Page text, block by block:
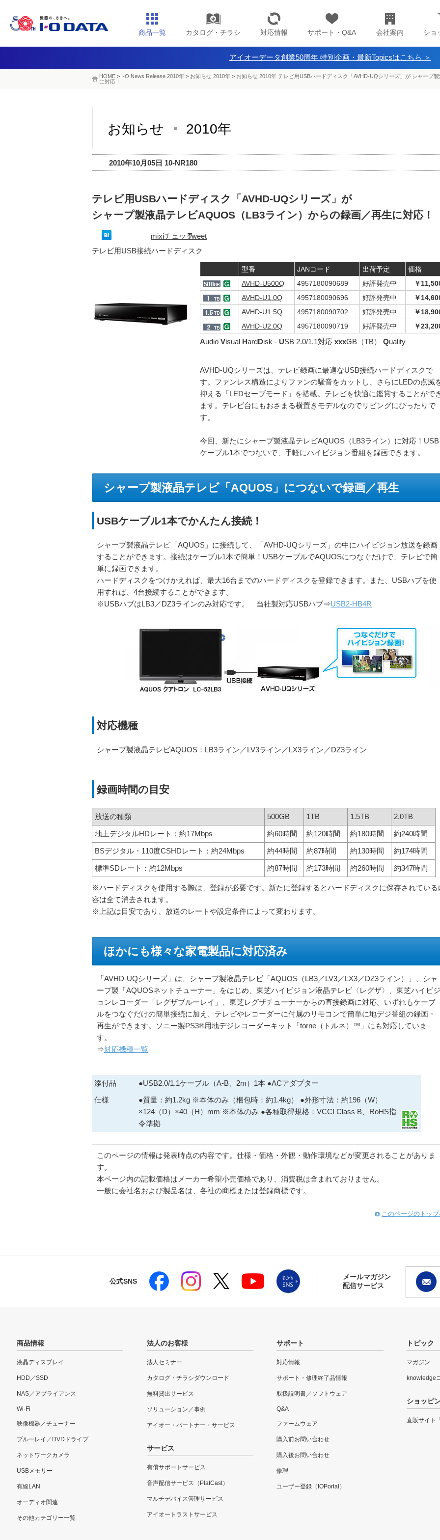
商品一覧 カタログ・チラシ 対応情報 サポート・Q&A 会社案内 ショ
アイオーデータ創業50周年 特別企画・最新Topicsはこちら ＞
HOME > I-O News Release 2010年 > お知らせ 2010年 > お知らせ 2010年 テレビ用USBハードディスク「AVHD-UQシリーズ」が シャープ
に対応！
お知らせ 2010年
2010年10月05日 10-NR180
テレビ用USBハードディスク「AVHD-UQシリーズ」が
シャープ製液晶テレビAQUOS（LB3ライン）からの録画／再生に対応！
mixiチェックTweet
テレビ用USB接続ハードディスク
型番 JANコード 出荷予定
価格
AVHD-U500Q
4957180090689 好評発売中
￥
AVHD-U1.0Q
4957180090696 好評発売中
￥
AVHD-U1.5Q
4957180090702 好評発売中
￥
AVHD-U2.0Q
4957180090719 好評発売中 ￥
Audio Visual HardDisk - USB 2.0/1.1対応 xxxGB（TB） Quality
AVHD-UQシリーズは、テレビ録画に最適なUSB接続ハードディスクで
す。ファンレス構造によりファンの騒音をカットし、さらにLEDの点滅
抑える「LEDセーブモード」を搭載。テレビを快適に鑑賞することがで
ます。テレビ台にもおさまる横置きモデルなのでリビングにぴったりで
す。
今回、新たにシャープ製液晶テレビAQUOS（LB3ライン）に対応！USB
ケーブル1本でつないで、手軽にハイビジョン番組を録画できます。
シャープ製液晶テレビ「AQUOS」につないで録画／再生
USBケーブル1本でかんたん接続！
シャープ製液晶テレビ「AQUOS」に接続して、「AVHD-UQシリーズ」の中にハイビジョン放送を録画
することができます。接続はケーブル1本で簡単！USBケーブルでAQUOSにつなぐだけで、テレビで簡
単に録画できます。
ハードディスクをつけかえれば、最大16台までのハードディスクを登録できます。また、USBハブを使
用すれば、4台接続することができます。
※USBハブはLB3／DZ3ラインのみ対応です。 当社製対応USBハブ⇒USB2-HB4R
対応機種
シャープ製液晶テレビAQUOS：LB3ライン／LV3ライン／LX3ライン／DZ3ライン
録画時間の目安
放送の種類 500GB 1TB 1.5TB 2.0TB
地上デジタルHDレート：約17Mbps 約60時間 約120時間 約180時間 約240時間
BSデジタル・110度CSHDレート：約24Mbps 約44時間 約87時間 約130時間 約174時間
標準SDレート：約12Mbps 約87時間 約173時間 約260時間 約347時間
※ハードディスクを使用する際は、登録が必要です。新たに登録するとハードディスクに保存されている
容は全て消去されます。
※上記は目安であり、放送のレートや設定条件によって変わります。
ほかにも様々な家電製品に対応済み
「AVHD-UQシリーズ」は、シャープ製液晶テレビ「AQUOS（LB3／LV3／LX3／DZ3ライン）」、シャ
ープ製「AQUOSネットチューナー」をはじめ、東芝ハイビジョン液晶テレビ〈レグザ〉、東芝ハイビジ
ョンレコーダー「レグザブルーレイ」、東芝レグザチューナーからの直接録画に対応。いずれもケーブ
ルをつなぐだけの簡単接続に加え、テレビやレコーダーに付属のリモコンで簡単に地デジ番組の録画・
再生ができます。ソニー製PS3®用地デジレコーダーキット「torne（トルネ）™」にも対応していま
す。
⇒対応機種一覧
添付品
●USB2.0/1.1ケーブル（A-B、2m）1本 ●ACアダプター
仕様
●質量：約1.2kg ※本体のみ（梱包時：約1.4kg） ●外形寸法：約196（W）
×124（D）×40（H）mm ※本体のみ ●各種取得規格：VCCI Class B、RoHS指
令準拠
このページの情報は発表時点の内容です。仕様・価格・外観・動作環境などが変更されることがありま
す。
本ページ内の記載価格はメーカー希望小売価格であり、消費税は含まれておりません。
一般に会社名および製品名は、各社の商標または登録商標です。
このページのトッ
公式SNS
メールマガジン
配信サービス
商品情報
液晶ディスプレイ
HDD／SSD
NAS／アプライアンス
Wi-Fi
映像機器／チューナー
ブルーレイ／DVDドライブ
ネットワークカメラ
USBメモリー
有線LAN
オーディオ関連
その他カテゴリー一覧
法人のお客様
法人セミナー
カタログ・チラシダウンロード
無料貸出サービス
ソリューション／事例
アイオー・パートナー・サービス
サービス
有償サポートサービス
音声配信サービス（PlatCast）
マルチデバイス管理サービス
アイオートラストサービス
サポート
対応情報
サポート・修理終了品情報
取扱説明書／ソフトウェア
Q&A
ファームウェア
購入前お問い合わせ
購入後お問い合わせ
修理
ユーザー登録（IOPortal）
トピック
マガジン
knowledge
ショッピ
直販サイト